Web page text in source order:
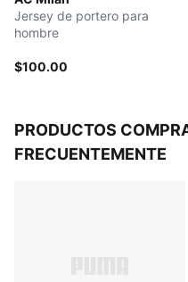
Marca oficial del equipo
Jersey de portero para
hombre
$100.00
PRODUCTOS
FRECUENTEMENTE